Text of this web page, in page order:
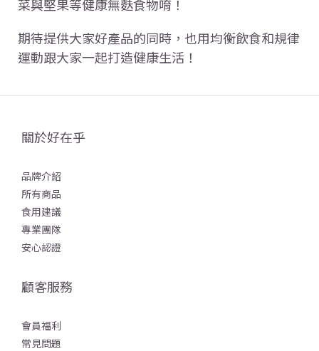
菜與堅果等健康無麩食物唷！
期待提供大家好產品的同時，也用均衡飲食和規律
運動跟大家一起打造健康生活！
關於好在乎
品牌介紹
所有商品
食用建議
專業團隊
安心認證
顧客服務
會員福利
常見問題